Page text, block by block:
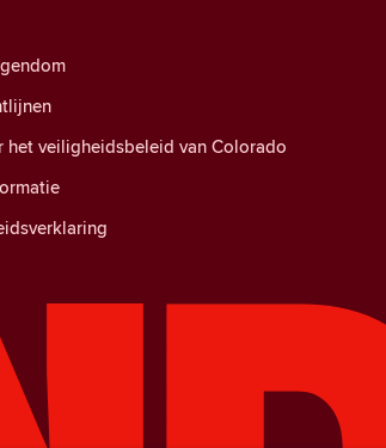
het veiligheidsbeleid van Colorado